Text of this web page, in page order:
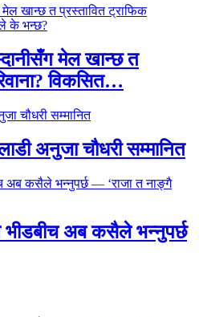
मेल खान्छ त
विकसित…
अनुजा चौधरी सम्मानित
भीडबीच अब कसैले भन्नुपर्छ